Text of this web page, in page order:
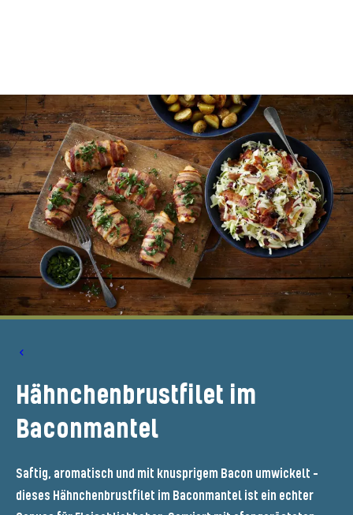
Hähnchenbrustfilet im
Baconmantel
Saftig, aromatisch und mit knusprigem Bacon umwickelt –
dieses Hähnchenbrustfilet im Baconmantel ist ein echter